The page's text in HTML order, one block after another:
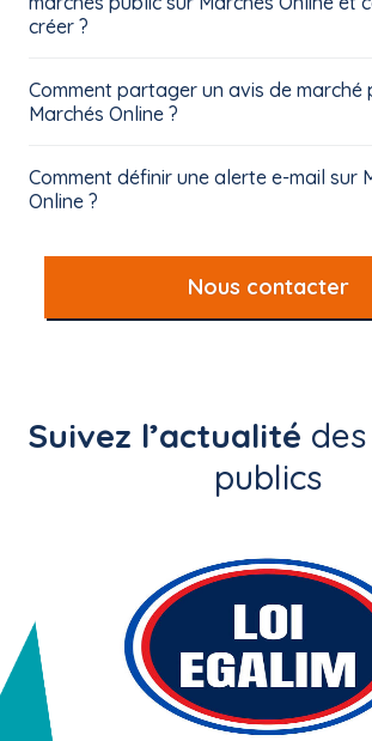
créer ?
Comment partager un avis de marché
Marchés Online ?
Comment définir une alerte e-mail sur
Online ?
Nous contacter
Suivez l’actualité
publics